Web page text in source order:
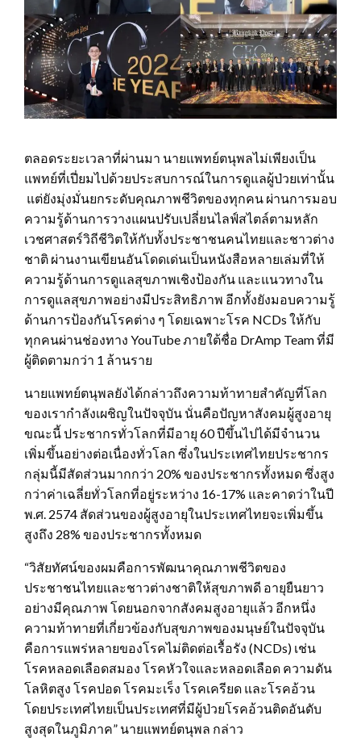
ตลอดระยะเวลาที่ผ่านมา นายแพทย์ตนุพลไม่เพียงเป็น
แพทย์ที่เปี่ยมไปด้วยประสบการณ์ในการดูแลผู้ป่วยเท่านั้น
แต่ยังมุ่งมั่นยกระดับคุณภาพชีวิตของทุกคน ผ่านการมอบ
ความรู้ด้านการวางแผนปรับเปลี่ยนไลฟ์สไตล์ตามหลัก
เวชศาสตร์วิถีชีวิตให้กับทั้งประชาชนคนไทยและชาวต่าง
ชาติ ผ่านงานเขียนอันโดดเด่นเป็นหนังสือหลายเล่มที่ให้
ความรู้ด้านการดูแลสุขภาพเชิงป้องกัน และแนวทางใน
การดูแลสุขภาพอย่างมีประสิทธิภาพ อีกทั้งยังมอบความรู้
ด้านการป้องกันโรคต่าง ๆ โดยเฉพาะโรค NCDs ให้กับ
ทุกคนผ่านช่องทาง YouTube ภายใต้ชื่อ DrAmp Team ที่มี
ผู้ติดตามกว่า 1 ล้านราย
นายแพทย์ตนุพลยังได้กล่าวถึงความท้าทายสำคัญที่โลก
ของเรากำลังเผชิญในปัจจุบัน นั่นคือปัญหาสังคมผู้สูงอายุ
ขณะนี้ ประชากรทั่วโลกที่มีอายุ 60 ปีขึ้นไปได้มีจำนวน
เพิ่มขึ้นอย่างต่อเนื่องทั่วโลก ซึ่งในประเทศไทยประชากร
กลุ่มนี้มีสัดส่วนมากกว่า 20% ของประชากรทั้งหมด ซึ่งสูง
กว่าค่าเฉลี่ยทั่วโลกที่อยู่ระหว่าง 16-17% และคาดว่าในปี
พ.ศ. 2574 สัดส่วนของผู้สูงอายุในประเทศไทยจะเพิ่มขึ้น
สูงถึง 28% ของประชากรทั้งหมด
“วิสัยทัศน์ของผมคือการพัฒนาคุณภาพชีวิตของ
ประชาชนไทยและชาวต่างชาติให้สุขภาพดี อายุยืนยาว
อย่างมีคุณภาพ โดยนอกจากสังคมสูงอายุแล้ว อีกหนึ่ง
ความท้าทายที่เกี่ยวข้องกับสุขภาพของมนุษย์ในปัจจุบัน
คือการแพร่หลายของโรคไม่ติดต่อเรื้อรัง (NCDs) เช่น
โรคหลอดเลือดสมอง โรคหัวใจและหลอดเลือด ความดัน
โลหิตสูง โรคปอด โรคมะเร็ง โรคเครียด และโรคอ้วน
โดยประเทศไทยเป็นประเทศที่มีผู้ป่วยโรคอ้วนติดอันดับ
สูงสุดในภูมิภาค” นายแพทย์ตนุพล กล่าว